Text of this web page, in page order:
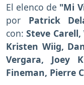
El elenco de "Mi
por Patrick
con:Steve
Kristen Wiig,
Vergara, Joey
Fineman, Pierre